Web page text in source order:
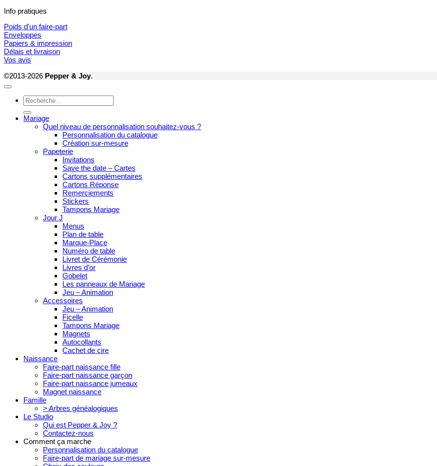
Info pratiques
Poids d'un faire-part
Enveloppes
Papiers & impression
Délais et livraison
Vos avis
©2013-2026 Pepper & Joy.
Recherche
pour :
Mariage
Quel niveau de personnalisation souhaitez-vous ?
Personnalisation du catalogue
Création sur-mesure
Papeterie
Invitations
Save the date – Cartes
Cartons supplémentaires
Cartons Réponse
Remerciements
Stickers
Tampons Mariage
Jour J
Menus
Plan de table
Marque-Place
Numéro de table
Livret de Cérémonie
Livres d’or
Gobelet
Les panneaux de Mariage
Jeu – Animation
Accessoires
Jeu – Animation
Ficelle
Tampons Mariage
Magnets
Autocollants
Cachet de cire
Naissance
Faire-part naissance fille
Faire-part naissance garçon
Faire-part naissance jumeaux
Magnet naissance
Famille
> Arbres généalogiques
Le Studio
Qui est Pepper & Joy ?
Contactez-nous
Comment ça marche
Personnalisation du catalogue
Faire-part de mariage sur-mesure